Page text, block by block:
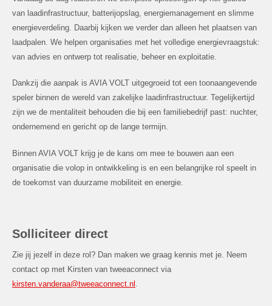
van laadinfrastructuur, batterijopslag, energiemanagement en slimme
energieverdeling. Daarbij kijken we verder dan alleen het plaatsen van
laadpalen. We helpen organisaties met het volledige energievraagstuk:
van advies en ontwerp tot realisatie, beheer en exploitatie.
Dankzij die aanpak is AVIA VOLT uitgegroeid tot een toonaangevende
speler binnen de wereld van zakelijke laadinfrastructuur. Tegelijkertijd
zijn we de mentaliteit behouden die bij een familiebedrijf past: nuchter,
ondernemend en gericht op de lange termijn.
Binnen AVIA VOLT krijg je de kans om mee te bouwen aan een
organisatie die volop in ontwikkeling is en een belangrijke rol speelt in
de toekomst van duurzame mobiliteit en energie.
Solliciteer direct
Zie jij jezelf in deze rol? Dan maken we graag kennis met je. Neem
contact op met Kirsten van tweeaconnect via
kirsten.vanderaa@tweeaconnect.nl